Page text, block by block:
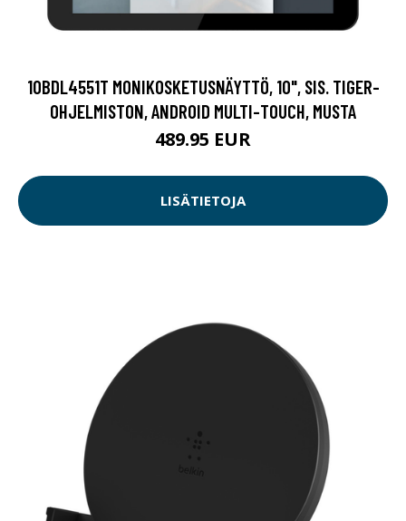
10BDL4551T MONIKOSKETUSNÄYTTÖ, 10", SIS. TIGER-
OHJELMISTON, ANDROID MULTI-TOUCH, MUSTA
489.95 EUR
LISÄTIETOJA